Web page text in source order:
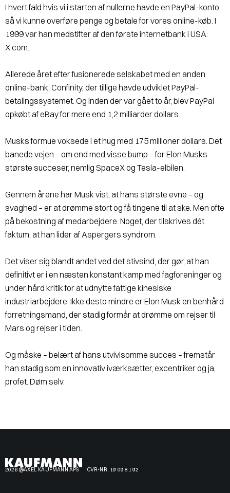
I hvert fald hvis vi i starten af nullerne havde en PayPal-konto,
så vi kunne overføre penge og betale for vores online-køb. I
1999 var han medstifter af den første internetbank i USA:
X.com.
Allerede året efter fusionerede selskabet med en anden
online-bank, Confinity, der tillige havde udviklet PayPal-
betalingssystemet. Og inden der var gået to år, blev PayPal
opkøbt af eBay for mere end 1,2 milliarder dollars.
Musks formue voksede i et hug med 175 millioner dollars. Det
banede vejen – om end med visse bump – for Elon Musks
største succeser, nemlig SpaceX og Tesla-elbilen.
Gennem årene har Musk vist, at hans største evne – og
svaghed – er at drømme stort og få tingene til at ske. Men ofte
på bekostning af medarbejdere. Noget, der tilskrives dét
faktum, at han lider af Aspergers syndrom.
Det viser sig blandt andet ved det stivsind, der gør, at han
definitivt er i en næsten konstant kamp med fagforeninger og
under hård kritik for at udnytte fattige kinesiske
industriarbejdere. Ikke desto mindre er Elon Musk en benhård
forretningsmand, der stadig formår at drømme om rejser til
Mars og rejser i tiden.
Og måske – belært af hans utvivlsomme succes – fremstår
han stadig som en innovativ iværksætter, excentriker og ja,
profet. Døm selv.
2026 @AXEL KAUFMANN APS CVR-NR. 19 09 81 92